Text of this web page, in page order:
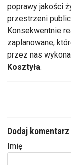
poprawy jakości
przestrzeni
Konsekwentnie
zaplanowane, kt
przez nas
Kosztyła.
Dodaj komentarz
Imię